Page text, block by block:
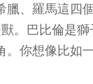
、羅馬這四
。巴比倫是
你想像比如